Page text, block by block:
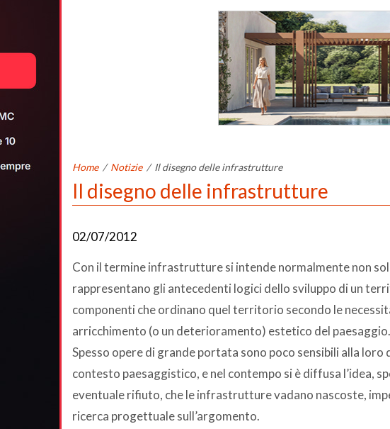
Home / Notizie / Il disegno delle infrastrutture
Il disegno delle infrastrutture
02/07/2012
Con il termine infrastrutture si intende normalmente non
rappresentano gli antecedenti logici dello sviluppo di un
componenti che ordinano quel territorio secondo le
arricchimento (o un deterioramento) estetico del paesaggio.
Spesso opere di grande portata sono poco sensibili alla
contesto paesaggistico, e nel contempo si è diffusa l’idea,
eventuale rifiuto, che le infrastrutture vadano nascoste,
ricerca progettuale sull’argomento.